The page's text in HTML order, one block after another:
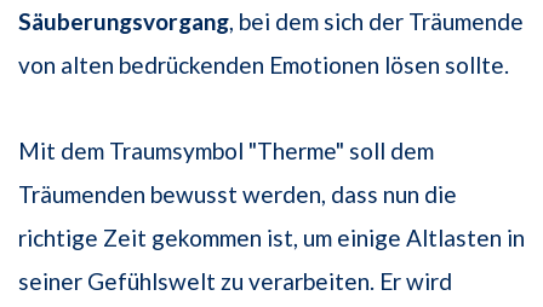
Säuberungsvorgang, bei dem sich der Träumende
von alten bedrückenden Emotionen lösen sollte.
Mit dem Traumsymbol "Therme" soll dem
Träumenden bewusst werden, dass nun die
richtige Zeit gekommen ist, um einige Altlasten in
seiner Gefühlswelt zu verarbeiten. Er wird